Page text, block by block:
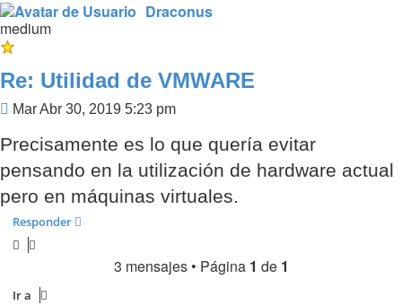
Draconus
medium
Re: Utilidad de VMWARE
Mensaje
Mar Abr 30, 2019 5:23 pm
Precisamente es lo que quería evitar
pensando en la utilización de hardware actual
pero en máquinas virtuales.
Responder
3 mensajes • Página 1 de 1
Ir a